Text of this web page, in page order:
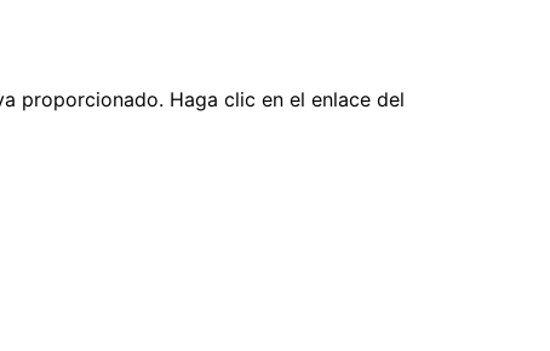
proporcionado. Haga clic en el enlace del